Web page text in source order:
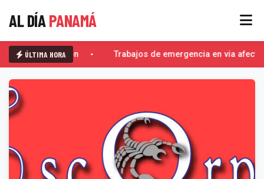
AL DÍAPANAMÁ
ÚLTIMA HORA
El Escorpión Trabajos de emergencia en via